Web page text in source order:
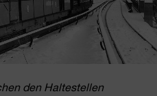
den Haltestellen